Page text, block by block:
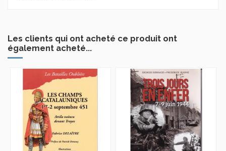
Les clients qui ont acheté ce produit ont
également acheté...